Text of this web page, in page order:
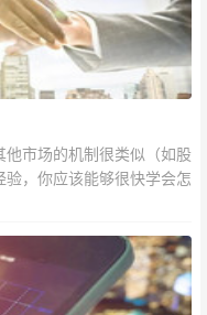
市场的机制很类似（如股
，你应该能够很快学会怎